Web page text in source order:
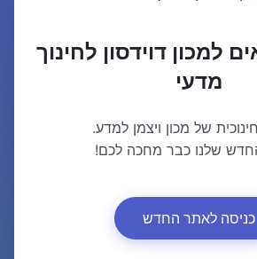
למכון דוידסון לחינוך
מדעי
של מכון ויצמן למדע.
שלנו כבר מחכה לכם!
כניסה לאתר החדש